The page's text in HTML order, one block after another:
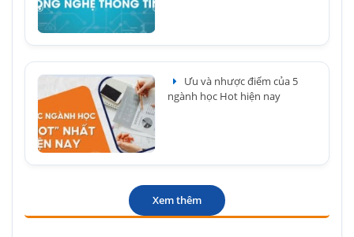
Ưu và nhược điểm của 5
ngành học Hot hiện nay
Xem thêm